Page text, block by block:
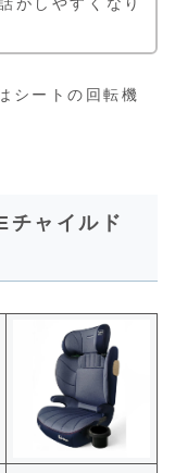
シートの回転機
ャイルド